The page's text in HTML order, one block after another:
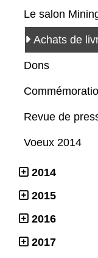
Le salon
Achats de
Dons
Revue de
Voeux 2014
2014
2015
2016
2017